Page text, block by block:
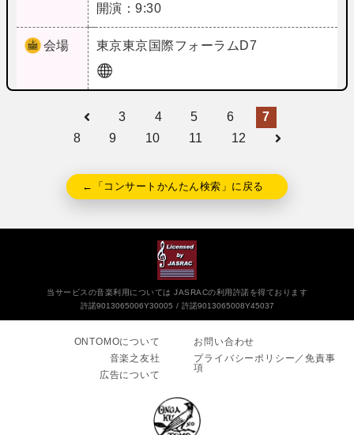
開演：9:30
会場 東京東京国際フォーラムD7
3 4 5 6
7
8
9 10 11 12
←「コンサートかんたん検索」に戻る
当サービスの音楽利用については JASRACの利用許諾を得ております
許諾9013065006Y30005
許諾9013065008Y45037
ONTOMOについて
音楽之友社
広告について
お問い合わせ
プライバシーポリシー／免責事
項